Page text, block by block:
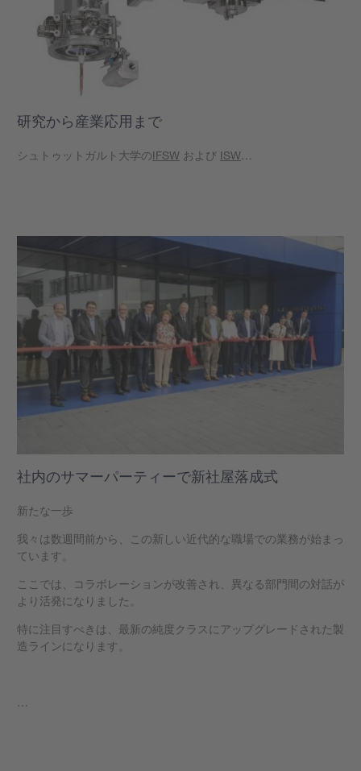
研究から産業応用まで
シュトゥットガルト大学のIFSW および ISW…
社内のサマーパーティーで新社屋落成式
新たな一歩
我々は数週間前から、この新しい近代的な職場での業務が始まっ
ています。
ここでは、コラボレーションが改善され、異なる部門間の対話が
より活発になりました。
特に注目すべきは、最新の純度クラスにアップグレードされた製
造ラインになります。
…